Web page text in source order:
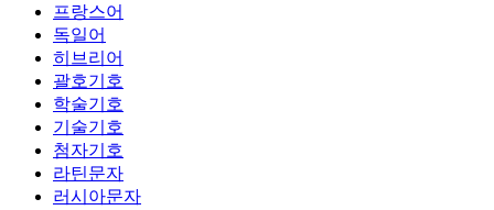
프랑스어
독일어
히브리어
괄호기호
학술기호
기술기호
첨자기호
라틴문자
러시아문자